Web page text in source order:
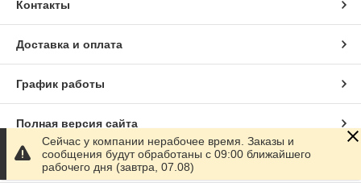
Контакты
Доставка и оплата
График работы
Полная версия сайта
Сайт создан на маркетплейсеSatu.kz
Сейчас у компании нерабочее время. Заказы и
сообщения будут обработаны с 09:00 ближайшего
рабочего дня (завтра, 07.08)